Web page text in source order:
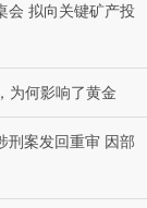
会 拟向关键矿产投
为何影响了黄金
刑案发回重审 因部